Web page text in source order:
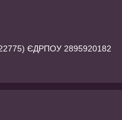
ЄДРПОУ 2895920182